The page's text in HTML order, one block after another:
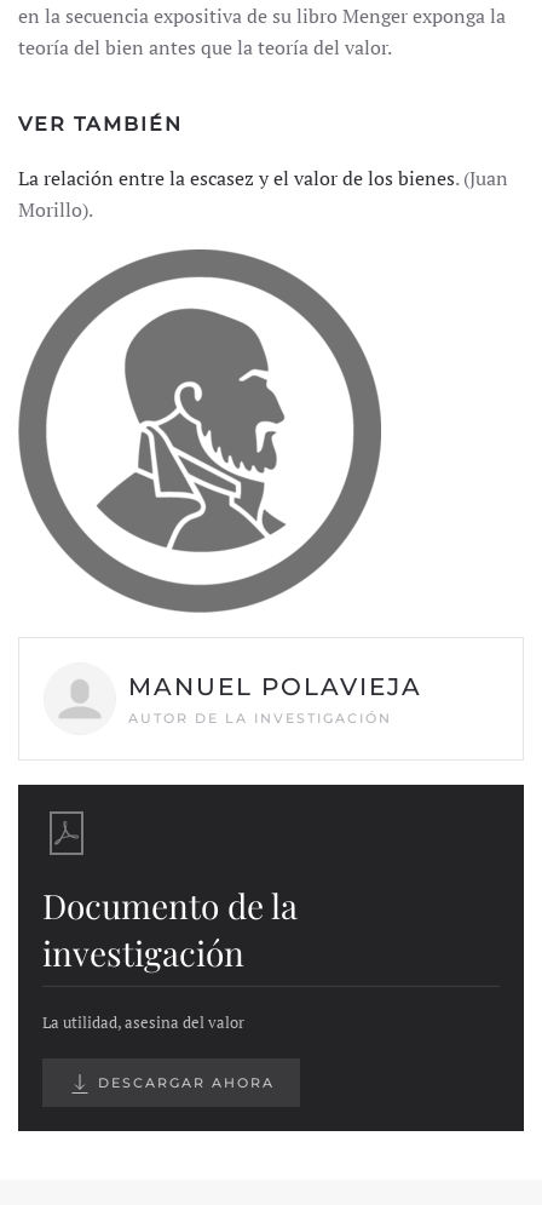
en la secuencia expositiva de su libro Menger exponga la
teoría del bien antes que la teoría del valor.
VER TAMBIÉN
La relación entre la escasez y el valor de los bienes. (Juan
Morillo).
MANUEL POLAVIEJA
AUTOR DE LA INVESTIGACIÓN
Documento de la
investigación
La utilidad, asesina del valor
DESCARGAR AHORA